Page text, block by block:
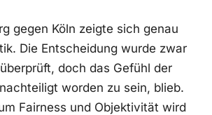
gegen Köln zeigte sich genau
Die Entscheidung wurde zwar
doch das Gefühl der
worden zu sein, blieb.
Fairness und Objektivität wird